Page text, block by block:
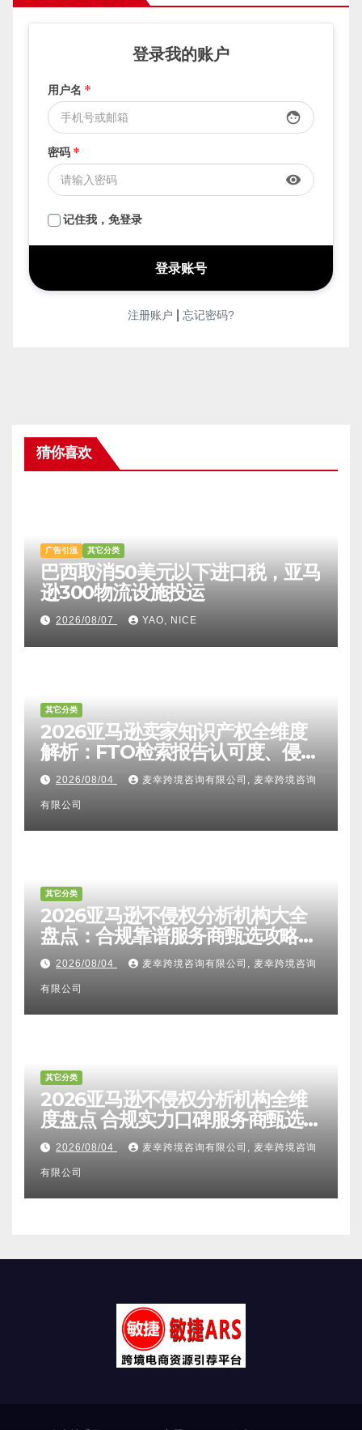
登录我的账户
用户名 *
face
密码 *
visibility
记住我，免登录
注册账户 忘记密码?
猜你喜欢
广告引流 其它分类
巴西取消50美元以下进口税，亚马
逊300物流设施投运
2026/08/07 YAO, NICE
其它分类
2026亚马逊卖家知识产权全维度
解析：FTO检索报告认可度、侵权
比对区别、TRO应诉方法及服务商
甄选避坑全攻略
2026/08/04 麦幸跨境咨询有限公司, 麦幸跨境咨询
有限公司
其它分类
2026亚马逊不侵权分析机构大全
盘点：合规靠谱服务商甄选攻略、
避坑FAQ及标杆机构实力详解
2026/08/04 麦幸跨境咨询有限公司, 麦幸跨境咨询
有限公司
其它分类
2026亚马逊不侵权分析机构全维
度盘点 合规实力口碑服务商甄选
附跨境卖家避坑FAQ全指南
2026/08/04 麦幸跨境咨询有限公司, 麦幸跨境咨询
有限公司